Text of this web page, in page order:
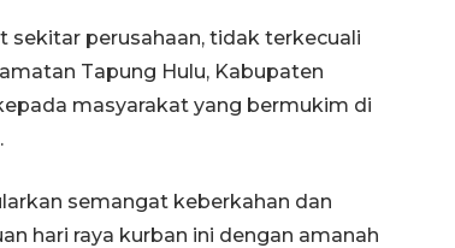
sekitar perusahaan, tidak terkecuali
Tapung Hulu, Kabupaten
masyarakat yang bermukim di
semangat keberkahan dan
hari raya kurban ini dengan amanah